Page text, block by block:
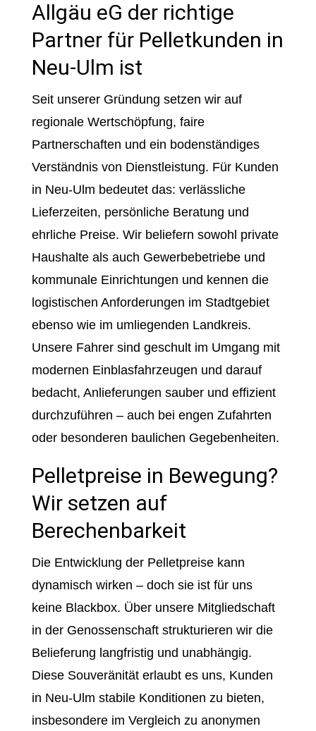
Allgäu eG der richtige
Partner für Pelletkunden in
Neu-Ulm ist
Seit unserer Gründung setzen wir auf
regionale Wertschöpfung, faire
Partnerschaften und ein bodenständiges
Verständnis von Dienstleistung. Für Kunden
in Neu-Ulm bedeutet das: verlässliche
Lieferzeiten, persönliche Beratung und
ehrliche Preise. Wir beliefern sowohl private
Haushalte als auch Gewerbebetriebe und
kommunale Einrichtungen und kennen die
logistischen Anforderungen im Stadtgebiet
ebenso wie im umliegenden Landkreis.
Unsere Fahrer sind geschult im Umgang mit
modernen Einblasfahrzeugen und darauf
bedacht, Anlieferungen sauber und effizient
durchzuführen – auch bei engen Zufahrten
oder besonderen baulichen Gegebenheiten.
Pelletpreise in Bewegung?
Wir setzen auf
Berechenbarkeit
Die Entwicklung der Pelletpreise kann
dynamisch wirken – doch sie ist für uns
keine Blackbox. Über unsere Mitgliedschaft
in der Genossenschaft strukturieren wir die
Belieferung langfristig und unabhängig.
Diese Souveränität erlaubt es uns, Kunden
in Neu-Ulm stabile Konditionen zu bieten,
insbesondere im Vergleich zu anonymen